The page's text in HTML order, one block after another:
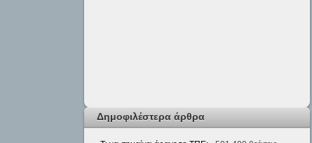
Δημοφιλέστερα άρθρα